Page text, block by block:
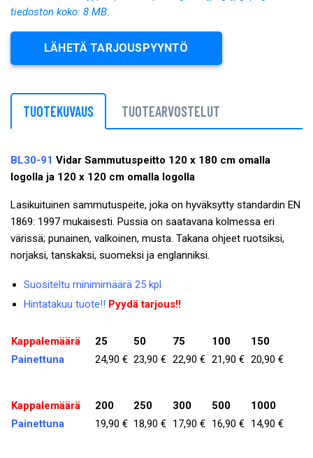
tiedoston koko: 8 MB.
LÄHETÄ TARJOUSPYYNTÖ
TUOTEKUVAUS TUOTEARVOSTELUT
BL30-91 Vidar Sammutuspeitto 120 x 180 cm omalla
logolla ja 120 x 120 cm omalla logolla
Lasikuituinen sammutuspeite, joka on hyväksytty standardin EN
1869: 1997 mukaisesti. Pussia on saatavana kolmessa eri
värissä; punainen, valkoinen, musta. Takana ohjeet ruotsiksi,
norjaksi, tanskaksi, suomeksi ja englanniksi.
Suositeltu minimimäärä 25 kpl
Hintatakuu tuote!! Pyydä tarjous!!
Kappalemäärä 25 50 75 100
150
Painettuna
24,90 € 23,90 € 22,90 € 21,90 € 20,90 €
Kappalemäärä 200 250 300 500
1000
Painettuna
19,90 € 18,90 € 17,90 € 16,90 € 14,90 €